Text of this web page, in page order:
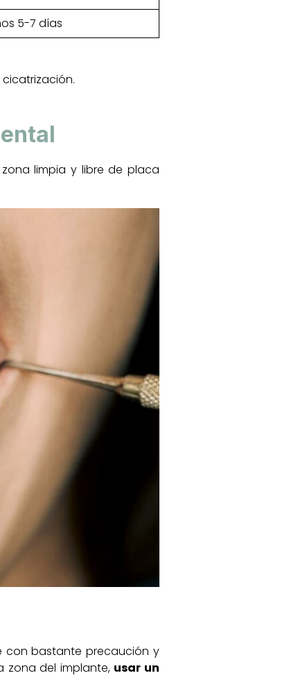
5-7 días
limpia y libre de placa
con bastante precaución y
zona del implante, usar un